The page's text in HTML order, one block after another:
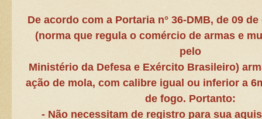
De acordo com a Portaria n° 36-DMB, de 09
(norma que regula o comércio de armas e
pelo
Ministério da Defesa e Exército Brasileiro)
ação de mola, com calibre igual ou inferior a
de fogo. Portanto:
- Não necessitam de registro para sua